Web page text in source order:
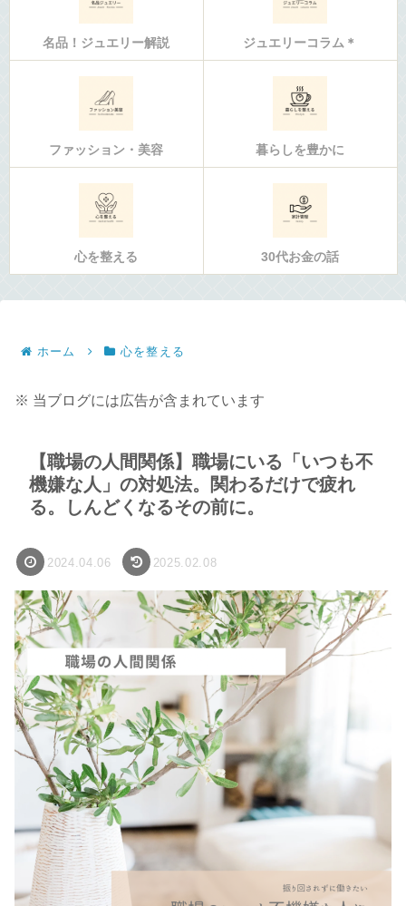
名品！ジュエリー解説 ジュエリーコラム＊
ファッション・美容 暮らしを豊かに
心を整える 30代お金の話
ホーム 心を整える
※ 当ブログには広告が含まれています
【職場の人間関係】職場にいる「いつも不
機嫌な人」の対処法。関わるだけで疲れ
る。しんどくなるその前に。
2024.04.06 2025.02.08